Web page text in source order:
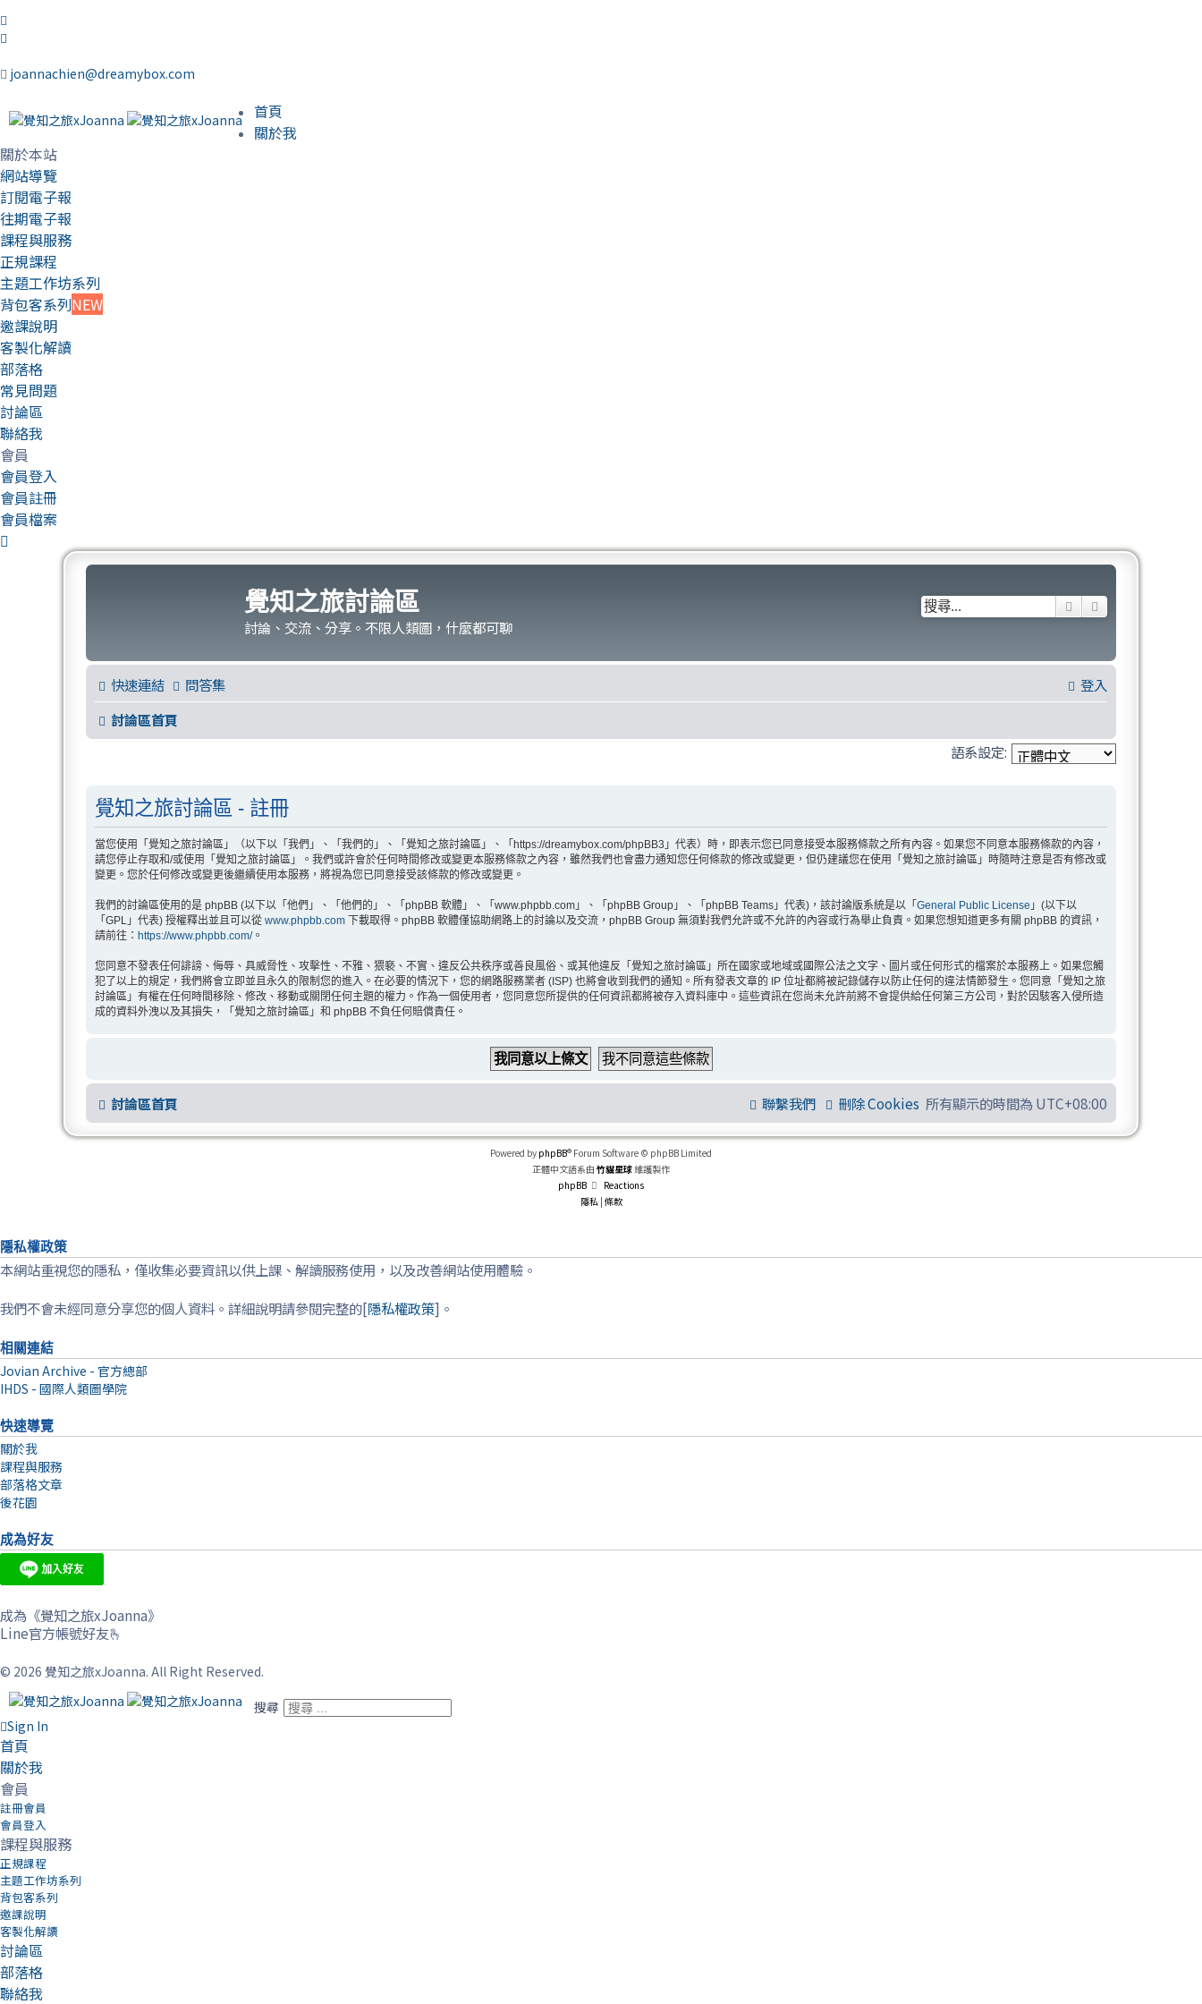
joannachien@dreamybox.com
首頁
關於我
關於本站
網站導覽
訂閱電子報
往期電子報
課程與服務
正規課程
主題工作坊系列
背包客系列NEW
邀課說明
客製化解讀
部落格
常見問題
討論區
聯絡我
會員
會員登入
會員註冊
會員檔案
覺知之旅討論區
討論、交流、分享。不限人類圖，什麼都可聊
搜尋
快速連結 問答集
登入
討論區首頁
語系設定:
覺知之旅討論區 - 註冊
當您使用「覺知之旅討論區」（以下以「我們」、「我們的」、「覺知之旅討論區」、「https://dreamybox.com/phpBB3」代表）時，即表示您已同意接受本服務條款之所有內容。如果您不同意本服務條款的內容，
請您停止存取和/或使用「覺知之旅討論區」。我們或許會於任何時間修改或變更本服務條款之內容，雖然我們也會盡力通知您任何條款的修改或變更，但仍建議您在使用「覺知之旅討論區」時隨時注意是否有修改或
變更。您於任何修改或變更後繼續使用本服務，將視為您已同意接受該條款的修改或變更。
我們的討論區使用的是 phpBB (以下以「他們」、「他們的」、「phpBB 軟體」、「www.phpbb.com」、「phpBB Group」、「phpBB Teams」代表)，該討論版系統是以「 General Public License 」(以下以
「GPL」代表) 授權釋出並且可以從 www.phpbb.com 下載取得。phpBB 軟體僅協助網路上的討論以及交流，phpBB Group 無須對我們允許或不允許的內容或行為舉止負責。如果您想知道更多有關 phpBB 的資訊，
請前往： https://www.phpbb.com/。
您同意不發表任何誹謗、侮辱、具威脅性、攻擊性、不雅、猥褻、不實、違反公共秩序或善良風俗、或其他違反「覺知之旅討論區」所在國家或地域或國際公法之文字、圖片或任何形式的檔案於本服務上。如果您觸
犯了以上的規定，我們將會立即並且永久的限制您的進入。在必要的情況下，您的網路服務業者 (ISP) 也將會收到我們的通知。所有發表文章的 IP 位址都將被記錄儲存以防止任何的違法情節發生。您同意「覺知之旅
討論區」有權在任何時間移除、修改、移動或關閉任何主題的權力。作為一個使用者，您同意您所提供的任何資訊都將被存入資料庫中。這些資訊在您尚未允許前將不會提供給任何第三方公司，對於因駭客入侵所造
成的資料外洩以及其損失，「覺知之旅討論區」和 phpBB 不負任何賠償責任。
討論區首頁 所有顯示的時間為UTC+08:00
刪除 Cookies
聯繫我們
Powered by phpBB® Forum Software © phpBB Limited
正體中文語系由 竹貓星球 維護製作
phpBB
Reactions
隱私| 條款
隱私權政策
本網站重視您的隱私，僅收集必要資訊以供上課、解讀服務使用，以及改善網站使用體驗。
我們不會未經同意分享您的個人資料。詳細說明請參閱完整的[隱私權政策]。
相關連結
Jovian Archive - 官方總部
IHDS - 國際人類圖學院
快速導覽
關於我
課程與服務
部落格文章
後花園
成為好友
成為《覺知之旅xJoanna》
Line官方帳號好友🫰
© 2026 覺知之旅xJoanna. All Right Reserved.
搜尋
Sign In
首頁
關於我
會員
註冊會員
會員登入
課程與服務
正規課程
主題工作坊系列
背包客系列
邀課說明
客製化解讀
討論區
部落格
聯絡我